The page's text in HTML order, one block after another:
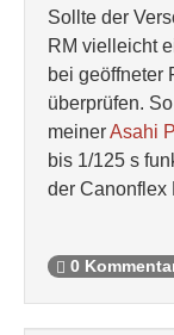
Sollte der
RM vielleicht
bei geöffneter
überprüfen.
meinerAsahi
bis 1/125 s
der Canonflex
0